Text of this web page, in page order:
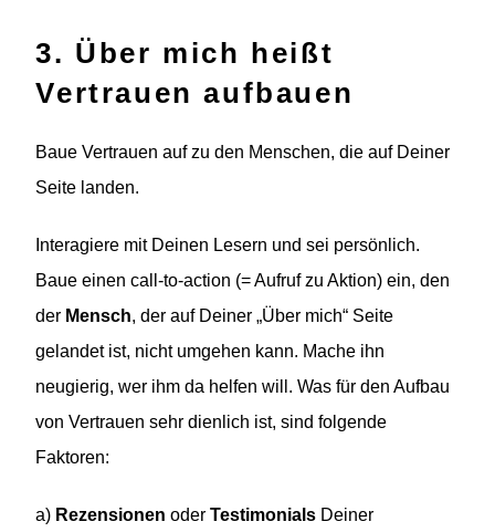
3. Über mich heißt
Vertrauen aufbauen
Baue Vertrauen auf zu den Menschen, die auf Deiner
Seite landen.
Interagiere mit Deinen Lesern und sei persönlich.
Baue einen call-to-action (= Aufruf zu Aktion) ein, den
der Mensch, der auf Deiner „Über mich“ Seite
gelandet ist, nicht umgehen kann. Mache ihn
neugierig, wer ihm da helfen will. Was für den Aufbau
von Vertrauen sehr dienlich ist, sind folgende
Faktoren:
a) Rezensionen oderTestimonials Deiner